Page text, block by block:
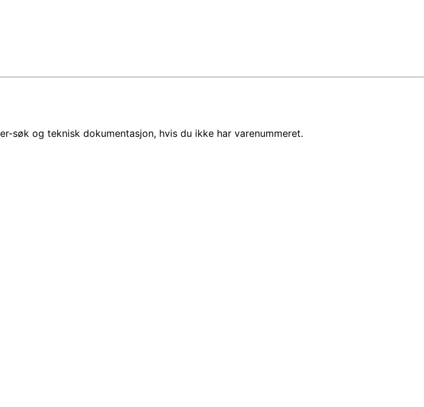
søk og teknisk dokumentasjon, hvis du ikke har varenummeret.